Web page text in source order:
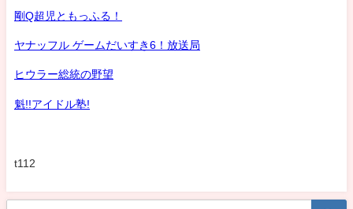
剛Q超児ともっふる！
ヤナッフル ゲームだいすき6！放送局
ヒウラー総統の野望
魁!!アイドル塾!
t112